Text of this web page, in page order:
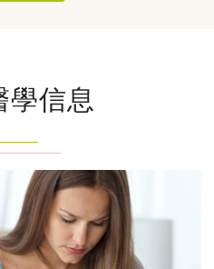
學信息